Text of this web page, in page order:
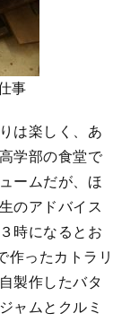
事
は楽しく、あ
学部の食堂で
ームだが、ほ
のアドバイス
時になるとお
作ったカトラリ
製作したバタ
ャムとクルミ